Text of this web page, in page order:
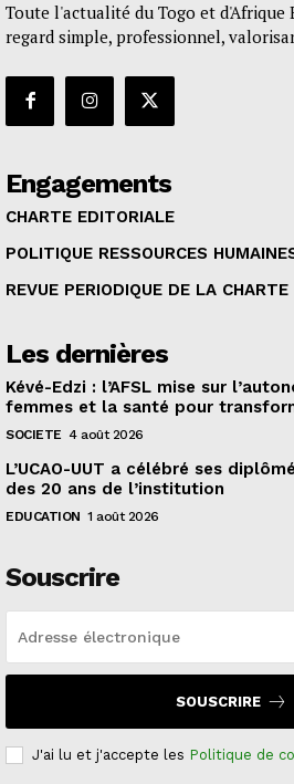
Toute l'actualité du Togo et d'Afrique
regard simple, professionnel,
Engagements
CHARTE EDITORIALE
POLITIQUE RESSOURCES
REVUE PERIODIQUE DE LA
Les dernières
Kévé-Edzi : l’AFSL mise sur
femmes et la santé pour
SOCIETE 4 août 2026
L’UCAO-UUT a célébré ses
des 20 ans de l’institution
EDUCATION 1 août 2026
Souscrire
SOUSCRIRE
J'ai lu et j'accepte les Politique de